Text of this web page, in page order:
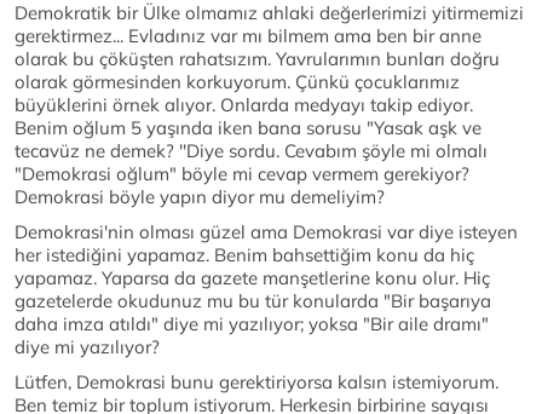
Demokratik bir Ülke olmamız ahlaki değerlerimizi yitirmemizi
gerektirmez... Evladınız var mı bilmem ama ben bir anne
olarak bu çöküşten rahatsızım. Yavrularımın bunları doğru
olarak görmesinden korkuyorum. Çünkü çocuklarımız
büyüklerini örnek alıyor. Onlarda medyayı takip ediyor.
Benim oğlum 5 yaşında iken bana sorusu "Yasak aşk ve
tecavüz ne demek? ''Diye sordu. Cevabım şöyle mi olmalı
"Demokrasi oğlum" böyle mi cevap vermem gerekiyor?
Demokrasi böyle yapın diyor mu demeliyim?
Demokrasi'nin olması güzel ama Demokrasi var diye isteyen
her istediğini yapamaz. Benim bahsettiğim konu da hiç
yapamaz. Yaparsa da gazete manşetlerine konu olur. Hiç
gazetelerde okudunuz mu bu tür konularda "Bir başarıya
daha imza atıldı" diye mi yazılıyor; yoksa "Bir aile dramı"
diye mi yazılıyor?
Lütfen, Demokrasi bunu gerektiriyorsa kalsın istemiyorum.
Ben temiz bir toplum istiyorum. Herkesin birbirine saygısı